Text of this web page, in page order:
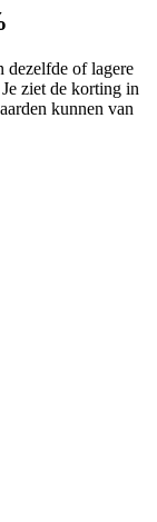
dezelfde of lagere
ziet de korting in
kunnen van